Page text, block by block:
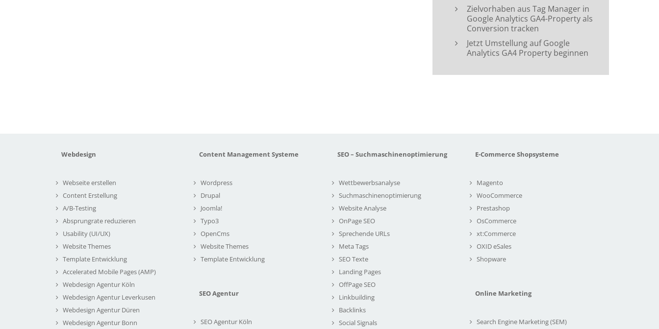
Zielvorhaben aus Tag Manager in
Google Analytics GA4-Property als
Conversion tracken
Jetzt Umstellung auf Google
Analytics GA4 Property beginnen
Webdesign
Webseite erstellen
Content Erstellung
A/B-Testing
Absprungrate reduzieren
Usability (UI/UX)
Website Themes
Template Entwicklung
Accelerated Mobile Pages (AMP)
Webdesign Agentur Köln
Webdesign Agentur Leverkusen
Webdesign Agentur Düren
Webdesign Agentur Bonn
Content Management Systeme
Wordpress
Drupal
Joomla!
Typo3
OpenCms
Website Themes
Template Entwicklung
SEO Agentur
SEO Agentur Köln
SEO – Suchmaschinenoptimierung
Wettbewerbsanalyse
Suchmaschinenoptimierung
Website Analyse
OnPage SEO
Sprechende URLs
Meta Tags
SEO Texte
Landing Pages
OffPage SEO
Linkbuilding
Backlinks
Social Signals
E-Commerce Shopsysteme
Magento
WooCommerce
Prestashop
OsCommerce
xt:Commerce
OXID eSales
Shopware
Online Marketing
Search Engine Marketing (SEM)